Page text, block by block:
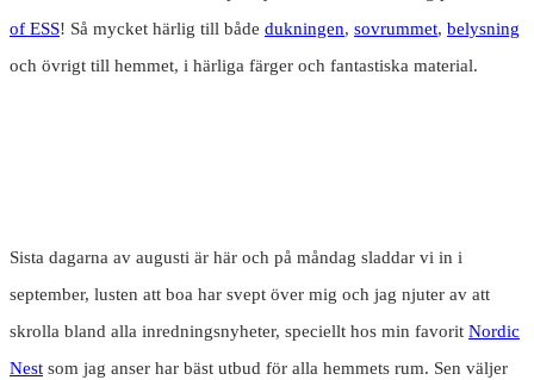
of ESS! Så mycket härlig till både dukningen, sovrummet, belysning
och övrigt till hemmet, i härliga färger och fantastiska material.
Sista dagarna av augusti är här och på måndag sladdar vi in i
september, lusten att boa har svept över mig och jag njuter av att
skrolla bland alla inredningsnyheter, speciellt hos min favorit Nordic
Nest som jag anser har bäst utbud för alla hemmets rum. Sen väljer